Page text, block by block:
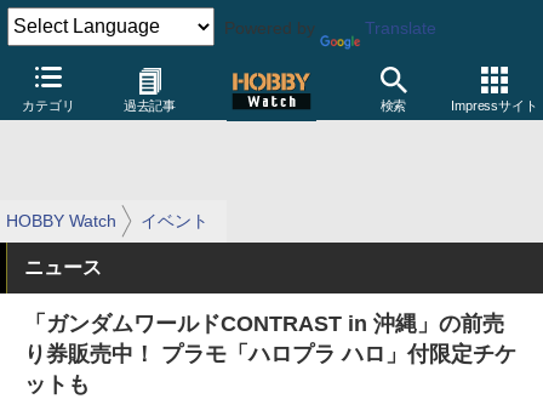
Powered by Translate
カテゴリ 過去記事 検索 Impressサイト
HOBBY Watch イベント
ニュース
「ガンダムワールドCONTRAST in 沖縄」の前売
り券販売中！ プラモ「ハロプラ ハロ」付限定チケ
ットも